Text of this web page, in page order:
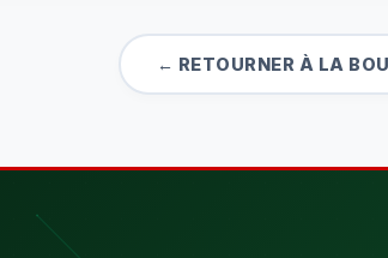
← RETOURNER À LA